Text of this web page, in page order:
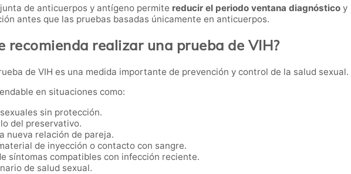
de anticuerpos y antígeno permite reducir el periodo ventana diagnóstico y
antes que las pruebas basadas únicamente en anticuerpos.
recomienda realizar una prueba de VIH?
de VIH es una medida importante de prevención y control de la salud sexual.
en situaciones como:
sin protección.
del preservativo.
nueva relación de pareja.
de inyección o contacto con sangre.
síntomas compatibles con infección reciente.
de salud sexual.